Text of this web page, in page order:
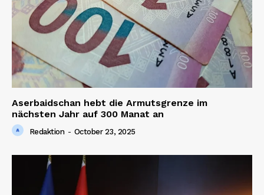
Aserbaidschan hebt die Armutsgrenze im
nächsten Jahr auf 300 Manat an
Redaktion - October 23, 2025